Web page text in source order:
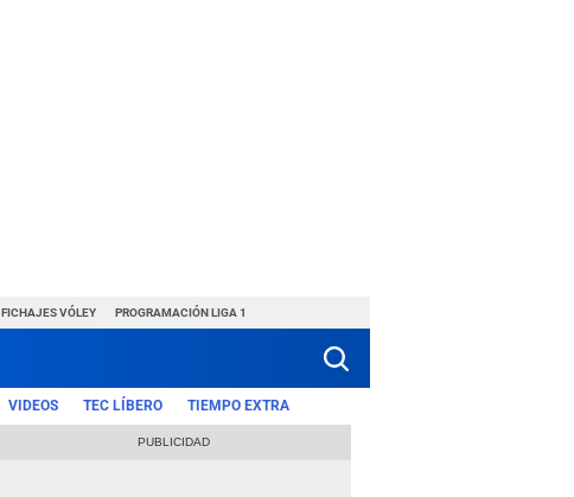
FICHAJES VÓLEY PROGRAMACIÓN LIGA 1
VIDEOS TEC LÍBERO TIEMPO EXTRA